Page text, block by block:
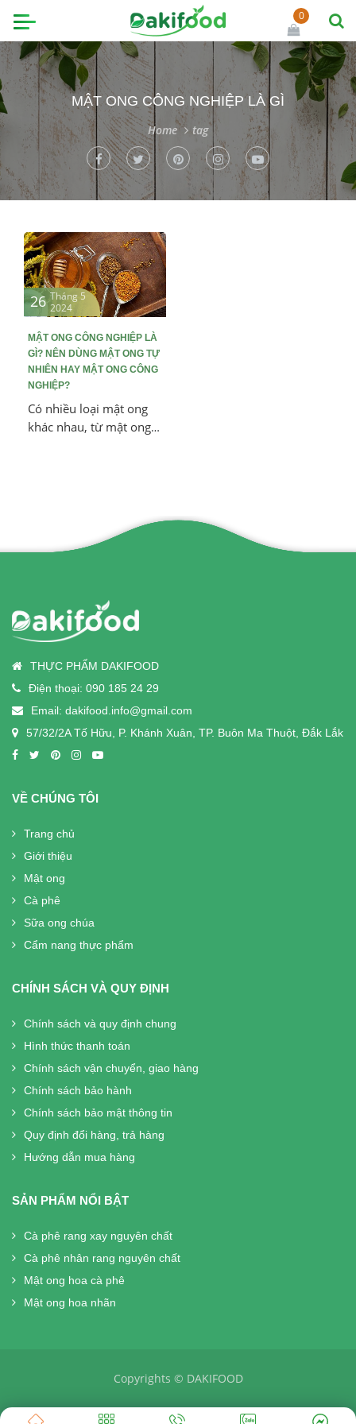
0
MẬT ONG CÔNG NGHIỆP LÀ GÌ
Home tag
26 Tháng 5
2024
MẬT ONG CÔNG NGHIỆP LÀ
GÌ? NÊN DÙNG MẬT ONG TỰ
NHIÊN HAY MẬT ONG CÔNG
NGHIỆP?
Có nhiều loại mật ong
khác nhau, từ mật ong
khám phá qua bài viết
THỰC PHẨM DAKIFOOD
Điện thoại: 090 185 24 29
Email: dakifood.info@gmail.com
57/32/2A Tố Hữu, P. Khánh Xuân, TP. Buôn Ma Thuột, Đắk Lắk
VỀ CHÚNG TÔI
Trang chủ
Giới thiệu
Mật ong
Cà phê
Sữa ong chúa
Cẩm nang thực phẩm
CHÍNH SÁCH VÀ QUY ĐỊNH
Chính sách và quy định chung
Hình thức thanh toán
Chính sách vận chuyển, giao hàng
Chính sách bảo hành
Chính sách bảo mật thông tin
Quy định đổi hàng, trả hàng
Hướng dẫn mua hàng
SẢN PHẨM NỔI BẬT
Cà phê rang xay nguyên chất
Cà phê nhân rang nguyên chất
Mật ong hoa cà phê
Mật ong hoa nhãn
Copyrights © DAKIFOOD